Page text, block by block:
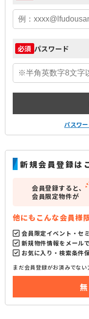
必須 パスワード
パスワ
新規会員登録は
会員登録すると、
会員限定物件が
他にもこんな会員様
会員限定イベント・セ
新規物件情報をメール
お気に入り・検索条件
まだ会員登録がお済みでない